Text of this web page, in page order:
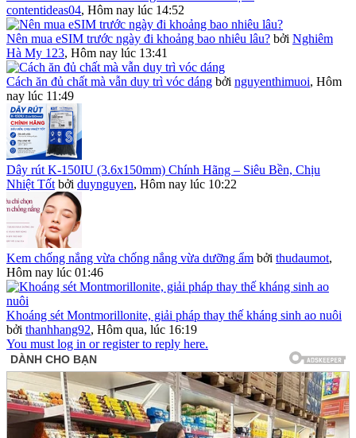
contentideas04, Hôm nay lúc 14:52
Nên mua eSIM trước ngày đi khoảng bao nhiêu lâu? bởi Nghiêm
Hà My 123, Hôm nay lúc 13:41
Cách ăn đủ chất mà vẫn duy trì vóc dáng bởi nguyenthimuoi, Hôm
nay lúc 11:49
Dây rút K-150IU (3.6x150mm) Chính Hãng – Siêu Bền, Chịu
Nhiệt Tốt bởi duynguyen, Hôm nay lúc 10:22
Kem chống nắng vừa chống nắng vừa dưỡng ẩm bởi thudaumot,
Hôm nay lúc 01:46
Khoáng sét Montmorillonite, giải pháp thay thế kháng sinh ao nuôi
bởi thanhhang92, Hôm qua, lúc 16:19
You must log in or register to reply here.